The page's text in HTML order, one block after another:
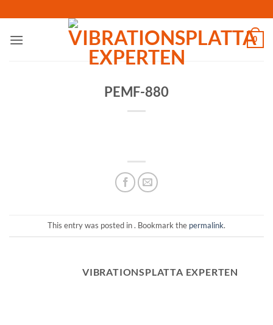
to
content
0
PEMF-880
This entry was posted in . Bookmark the permalink.
VIBRATIONSPLATTA EXPERTEN